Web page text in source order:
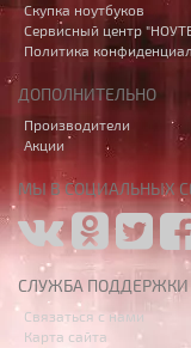
Скупка ноутбуков
Сервисный центр
Политика
ДОПОЛНИТЕЛЬНО
Производители
Акции
МЫ В СОЦИАЛЬНЫХ
СЛУЖБА ПОДДЕРЖКИ
Связаться с нами
Карта сайта